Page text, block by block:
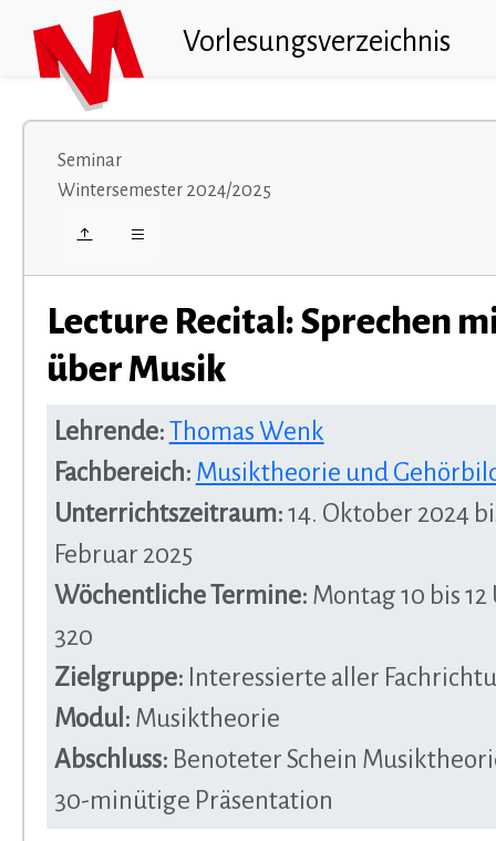
Vorlesungsverzeichnis
Seminar
Wintersemester 2024/2025
Lecture Recital: Sprechen
über Musik
Lehrende: Thomas Wenk
Fachbereich: Musiktheorie und
Unterrichtszeitraum: 14. Oktober 2024
Februar 2025
Wöchentliche Termine: Montag 10 bis 12
320
Zielgruppe: Interessierte aller
Modul: Musiktheorie
Abschluss: Benoteter Schein
30-minütige Präsentation